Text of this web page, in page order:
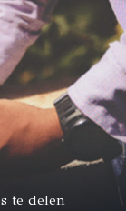
te delen